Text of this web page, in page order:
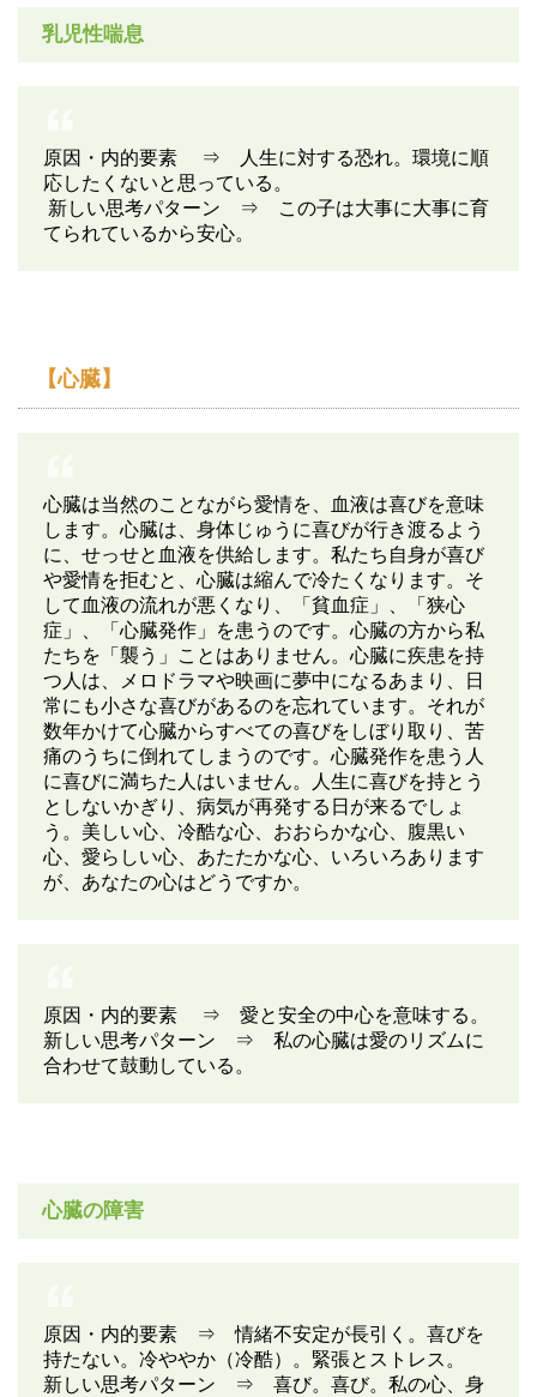
乳児性喘息
原因・内的要素 ⇒ 人生に対する恐れ。環境に順
応したくないと思っている。
新しい思考パターン ⇒ この子は大事に大事に育
てられているから安心。
【心臓】
心臓は当然のことながら愛情を、血液は喜びを意味
します。心臓は、身体じゅうに喜びが行き渡るよう
に、せっせと血液を供給します。私たち自身が喜び
や愛情を拒むと、心臓は縮んで冷たくなります。そ
して血液の流れが悪くなり、「貧血症」、「狭心
症」、「心臓発作」を患うのです。心臓の方から私
たちを「襲う」ことはありません。心臓に疾患を持
つ人は、メロドラマや映画に夢中になるあまり、日
常にも小さな喜びがあるのを忘れています。それが
数年かけて心臓からすべての喜びをしぼり取り、苦
痛のうちに倒れてしまうのです。心臓発作を患う人
に喜びに満ちた人はいません。人生に喜びを持とう
としないかぎり、病気が再発する日が来るでしょ
う。美しい心、冷酷な心、おおらかな心、腹黒い
心、愛らしい心、あたたかな心、いろいろあります
が、あなたの心はどうですか。
原因・内的要素 ⇒ 愛と安全の中心を意味する。
新しい思考パターン ⇒ 私の心臓は愛のリズムに
合わせて鼓動している。
心臓の障害
原因・内的要素 ⇒ 情緒不安定が長引く。喜びを
持たない。冷ややか（冷酷）。緊張とストレス。
新しい思考パターン ⇒ 喜び。喜び。私の心、身